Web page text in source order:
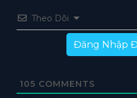
Theo Dõi
Đăng Nhập
105 COMMENTS